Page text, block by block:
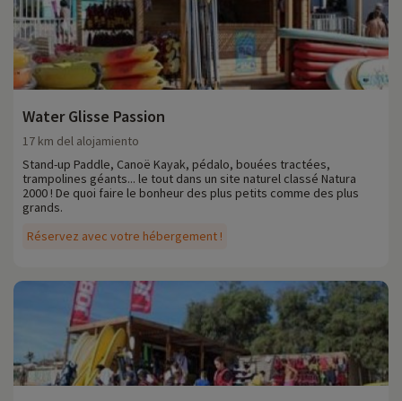
Water Glisse Passion
Réservez avec votre hébergement !
17 km del alojamiento
Stand-up Paddle, Canoë Kayak, pédalo, bouées tractées,
trampolines géants... le tout dans un site naturel classé Natura
2000 ! De quoi faire le bonheur des plus petits comme des plus
grands.